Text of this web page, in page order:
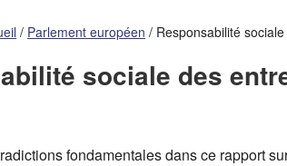
/ Parlement européen / Responsabilité
sociale des
fondamentales dans ce rapport